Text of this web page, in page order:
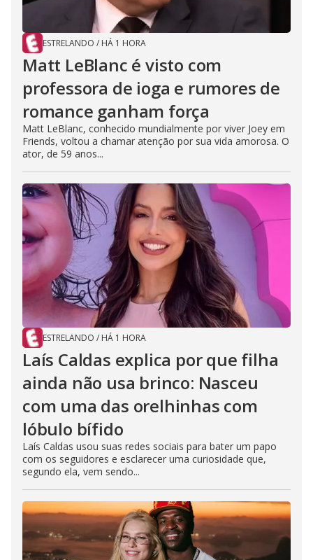
ESTRELANDO / HÁ 1 HORA
Matt LeBlanc é visto com
professora de ioga e rumores de
romance ganham força
Matt LeBlanc, conhecido mundialmente por viver Joey em
Friends, voltou a chamar atenção por sua vida amorosa. O
ator, de 59 anos...
ESTRELANDO / HÁ 1 HORA
Laís Caldas explica por que filha
ainda não usa brinco: Nasceu
com uma das orelhinhas com
lóbulo bífido
Laís Caldas usou suas redes sociais para bater um papo
com os seguidores e esclarecer uma curiosidade que,
segundo ela, vem sendo...